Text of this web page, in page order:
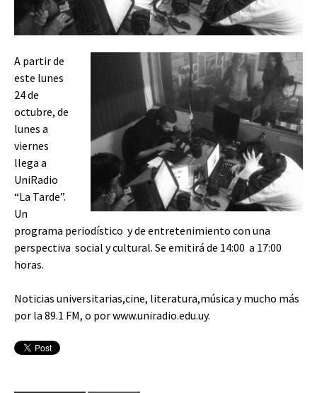
A partir de
este lunes
24 de
octubre, de
lunes a
viernes
llega a
UniRadio
“La Tarde”.
Un
programa periodístico y de entretenimiento con una
perspectiva social y cultural. Se emitirá de 14:00 a 17:00
horas.
Noticias universitarias,cine, literatura,música y mucho más
por la 89.1 FM, o por www.uniradio.edu.uy.